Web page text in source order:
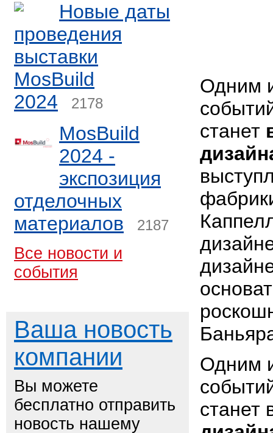
Новые даты
проведения
выставки
MosBuild
2024
2178
MosBuild
2024 -
экспозиция
отделочных
материалов
2187
Все новости и
события
Ваша новость
компании
Вы можете
бесплатно отправить
новость нашему
Одним
станет
Одним
станет